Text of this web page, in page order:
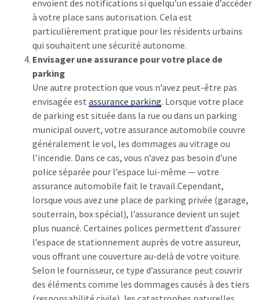
envoient des notifications si quelqu’un essaie d’accéder
à votre place sans autorisation. Cela est
particulièrement pratique pour les résidents urbains
qui souhaitent une sécurité autonome.
Envisager une assurance pour votre place de
parking
Une autre protection que vous n’avez peut-être pas
envisagée est assurance parking. Lorsque votre place
de parking est située dans la rue ou dans un parking
municipal ouvert, votre assurance automobile couvre
généralement le vol, les dommages au vitrage ou
l’incendie. Dans ce cas, vous n’avez pas besoin d’une
police séparée pour l’espace lui-même — votre
assurance automobile fait le travail.Cependant,
lorsque vous avez une place de parking privée (garage,
souterrain, box spécial), l’assurance devient un sujet
plus nuancé. Certaines polices permettent d’assurer
l’espace de stationnement auprès de votre assureur,
vous offrant une couverture au-delà de votre voiture.
Selon le fournisseur, ce type d’assurance peut couvrir
des éléments comme les dommages causés à des tiers